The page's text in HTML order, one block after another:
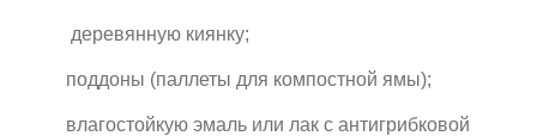
деревянную киянку;
поддоны (паллеты для компостной ямы);
влагостойкую эмаль или лак с антигрибковой